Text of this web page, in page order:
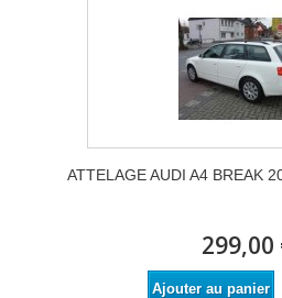
ATTELAGE AUDI A4 BREAK
299,00
Ajouter au panier